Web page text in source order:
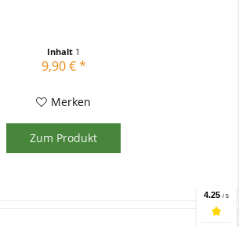
Inhalt 1
9,90 € *
Merken
Zum Produkt